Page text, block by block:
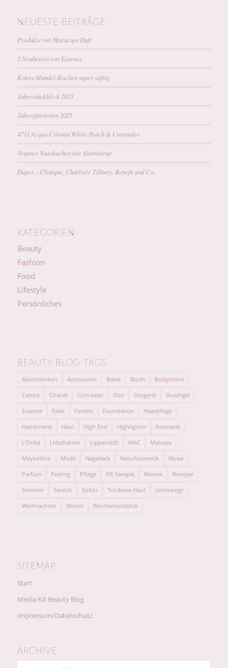
NEUESTE BEITRÄGE
Produkte mit Maracuja Duft
5 Neuheiten von Essence
Kokos-Mandel-Kuchen super saftig
Jahresrückblick 2025
Jahresfavoriten 2025
4711 Acqua Colonia White Peach & Coriander
Veganer Nusskuchen mit Ahornsirup
Dupes – Clinique, Charlotte Tilbury, Benefit und Co.
KATEGORIEN
Beauty
Fashion
Food
Lifestyle
Persönliches
BEAUTY BLOG TAGS
Abschminken Accessoires Balea Blush Bodylotion
Catrice Chanel Concealer Dior Drogerie Duschgel
Essence Essie Familie Foundation Haarpflege
Handcreme Haul High End Highlighter Kosmetik
L'Oréal Lidschatten Lippenstift MAC Mascara
Maybelline Mode Nagellack Naturkosmetik Nivea
Parfum Peeling Pflege PR-Sample Review Rezepte
Sommer Swatch Süßes Trockene Haut Unterwegs
Weihnachten Winter Wochenrückblick
SITEMAP
Start
Media-Kit Beauty Blog
Impressum/Datenschutz
ARCHIVE